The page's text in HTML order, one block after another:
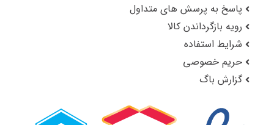
پاسخ به پرسش های متداول
رویه بازگرداندن کالا
شرایط استفاده
حریم خصوصی
گزارش باگ